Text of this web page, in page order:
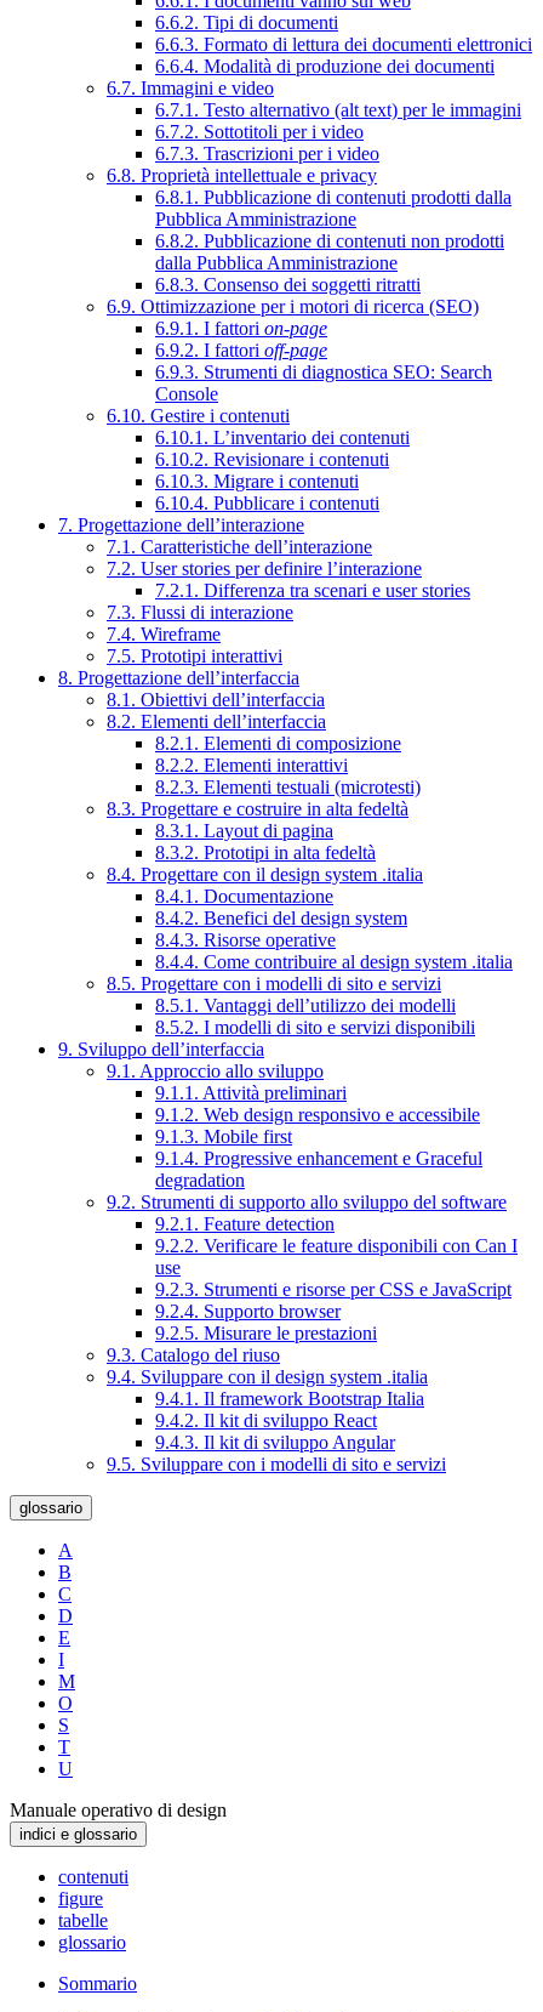
6.6.2. Tipi di documenti
6.6.3. Formato di lettura dei documenti elettronici
6.6.4. Modalità di produzione dei documenti
6.7. Immagini e video
6.7.1. Testo alternativo (alt text) per le immagini
6.7.2. Sottotitoli per i video
6.7.3. Trascrizioni per i video
6.8. Proprietà intellettuale e privacy
6.8.1. Pubblicazione di contenuti prodotti dalla
Pubblica Amministrazione
6.8.2. Pubblicazione di contenuti non prodotti
dalla Pubblica Amministrazione
6.8.3. Consenso dei soggetti ritratti
6.9. Ottimizzazione per i motori di ricerca (SEO)
6.9.1. I fattori on-page
6.9.2. I fattori off-page
6.9.3. Strumenti di diagnostica SEO: Search
Console
6.10. Gestire i contenuti
6.10.1. L’inventario dei contenuti
6.10.2. Revisionare i contenuti
6.10.3. Migrare i contenuti
6.10.4. Pubblicare i contenuti
7. Progettazione dell’interazione
7.1. Caratteristiche dell’interazione
7.2. User stories per definire l’interazione
7.2.1. Differenza tra scenari e user stories
7.3. Flussi di interazione
7.4. Wireframe
7.5. Prototipi interattivi
8. Progettazione dell’interfaccia
8.1. Obiettivi dell’interfaccia
8.2. Elementi dell’interfaccia
8.2.1. Elementi di composizione
8.2.2. Elementi interattivi
8.2.3. Elementi testuali (microtesti)
8.3. Progettare e costruire in alta fedeltà
8.3.1. Layout di pagina
8.3.2. Prototipi in alta fedeltà
8.4. Progettare con il design system .italia
8.4.1. Documentazione
8.4.2. Benefici del design system
8.4.3. Risorse operative
8.4.4. Come contribuire al design system .italia
8.5. Progettare con i modelli di sito e servizi
8.5.1. Vantaggi dell’utilizzo dei modelli
8.5.2. I modelli di sito e servizi disponibili
9. Sviluppo dell’interfaccia
9.1. Approccio allo sviluppo
9.1.1. Attività preliminari
9.1.2. Web design responsivo e accessibile
9.1.3. Mobile first
9.1.4. Progressive enhancement e Graceful
degradation
9.2. Strumenti di supporto allo sviluppo del software
9.2.1. Feature detection
9.2.2. Verificare le feature disponibili con Can I
use
9.2.3. Strumenti e risorse per CSS e JavaScript
9.2.4. Supporto browser
9.2.5. Misurare le prestazioni
9.3. Catalogo del riuso
9.4. Sviluppare con il design system .italia
9.4.1. Il framework Bootstrap Italia
9.4.2. Il kit di sviluppo React
9.4.3. Il kit di sviluppo Angular
9.5. Sviluppare con i modelli di sito e servizi
glossario
A
B
C
D
E
I
M
O
S
T
U
Manuale operativo di design
indici e glossario
contenuti
figure
tabelle
glossario
Sommario